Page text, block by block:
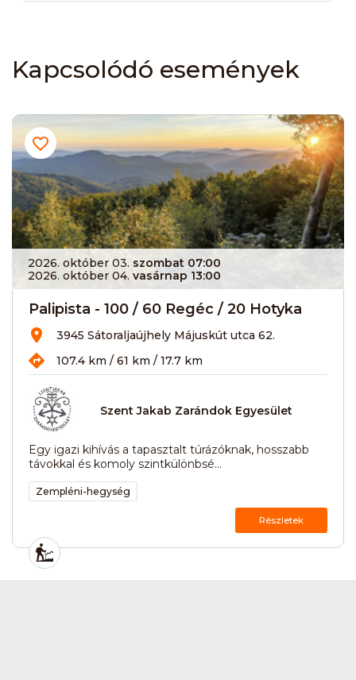
Kapcsolódó események
2026. október 03. szombat 07:00
2026. október 04. vasárnap 13:00
Palipista - 100 / 60 Regéc / 20 Hotyka
3945 Sátoraljaújhely Májuskút utca 62.
107.4 km / 61 km / 17.7 km
Szent Jakab Zarándok Egyesület
Egy igazi kihívás a tapasztalt túrázóknak, hosszabb
távokkal és komoly szintkülönbsé...
Zempléni-hegység
Részletek